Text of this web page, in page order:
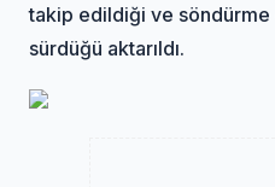
takip edildiği ve söndürme
sürdüğü aktarıldı.